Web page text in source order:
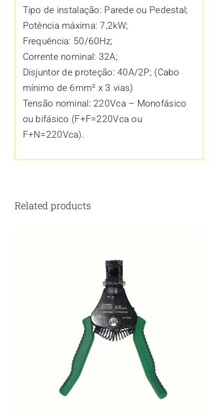
Tipo de instalação: Parede ou Pedestal;
Potência máxima: 7,2kW;
Frequência: 50/60Hz;
Corrente nominal: 32A;
Disjuntor de proteção: 40A/2P; (Cabo
mínimo de 6mm² x 3 vias)
Tensão nominal: 220Vca – Monofásico
ou bifásico (F+F=220Vca ou
F+N=220Vca).
Related products